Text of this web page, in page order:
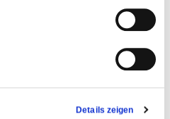
Details zeigen